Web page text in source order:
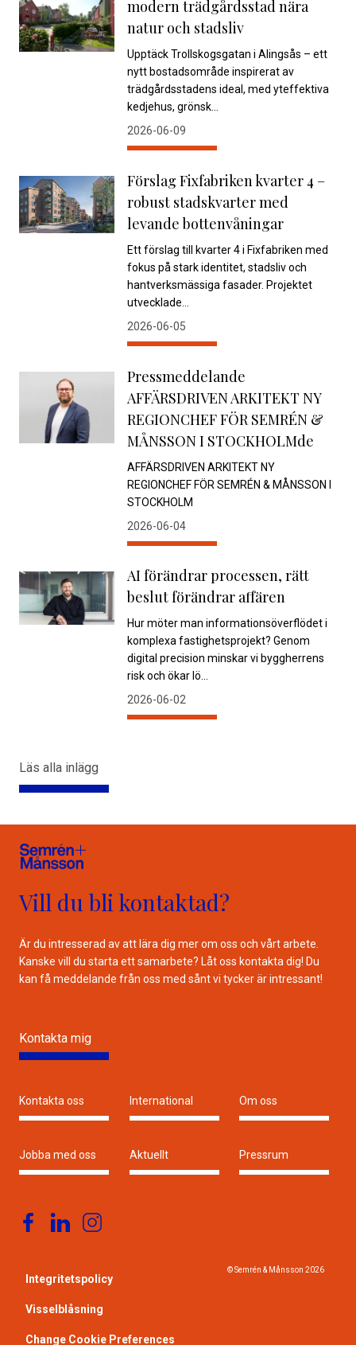
modern trädgårdsstad nära
natur och stadsliv
Upptäck Trollskogsgatan i Alingsås – ett
nytt bostadsområde inspirerat av
trädgårdsstadens ideal, med yteffektiva
kedjehus, grönsk...
2026-06-09
Förslag Fixfabriken kvarter 4 –
robust stadskvarter med
levande bottenvåningar
Ett förslag till kvarter 4 i Fixfabriken med
fokus på stark identitet, stadsliv och
hantverksmässiga fasader. Projektet
utvecklade...
2026-06-05
Pressmeddelande
AFFÄRSDRIVEN ARKITEKT NY
REGIONCHEF FÖR SEMRÉN &
MÅNSSON I STOCKHOLMde
AFFÄRSDRIVEN ARKITEKT NY
REGIONCHEF FÖR SEMRÉN & MÅNSSON I
STOCKHOLM
2026-06-04
AI förändrar processen, rätt
beslut förändrar affären
Hur möter man informationsöverflödet i
komplexa fastighetsprojekt? Genom
digital precision minskar vi byggherrens
risk och ökar lö...
2026-06-02
Läs alla inlägg
Vill du bli kontaktad?
Är du intresserad av att lära dig mer om oss och vårt arbete.
Kanske vill du starta ett samarbete? Låt oss kontakta dig! Du
kan få meddelande från oss med sånt vi tycker är intressant!
Kontakta mig
Kontakta oss International Om oss
Jobba med oss Aktuellt Pressrum
Integritetspolicy
Visselblåsning
Change Cookie Preferences
© Semrén & Månsson 2026